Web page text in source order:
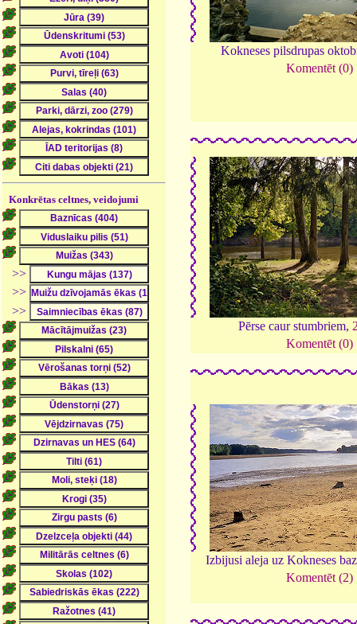
Konkrētas celtnes, veidojumi
>>
>>
>>
Kokneses pilsdrupas
Komentēt (0)
Pērse caur stumbriem,
Komentēt (0)
Izbijusi aleja uz Kokneses
Komentēt (2)